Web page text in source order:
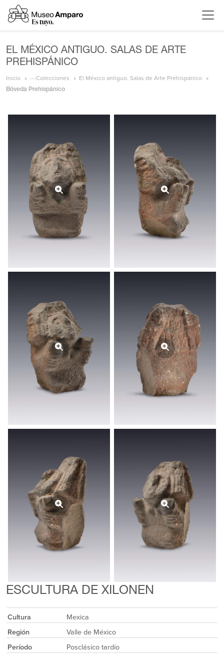
EL MÉXICO ANTIGUO. SALAS DE ARTE
PREHISPÁNICO
Inicio ---Colecciones El México antiguo. Salas de Arte Prehispánico
Bóveda Prehispánico
ESCULTURA DE XILONEN
Cultura
Mexica
Región
Valle de México
Período
Posclásico tardío